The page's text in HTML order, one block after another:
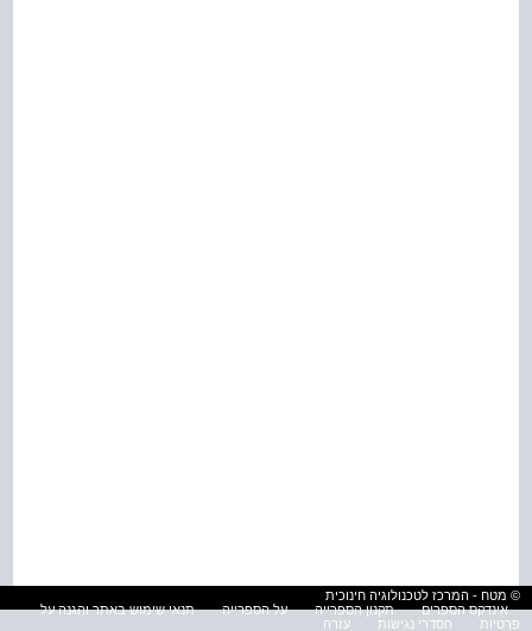
© מטח - המרכז לטכנולוגיה חינוכית
אינדקס הספרים
תקנון הספרייה על הספרייה
תנאי שימוש באתר והגנה על
פרטיות
הסדרי נגישות עזרה